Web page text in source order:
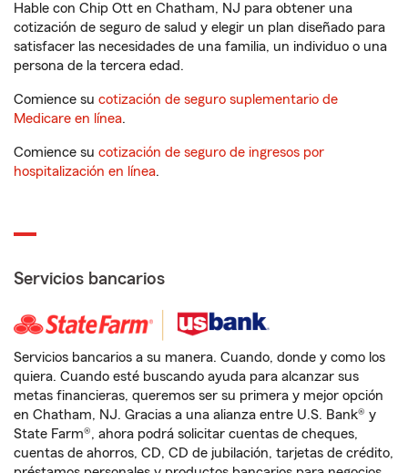
Hable con Chip Ott en Chatham, NJ para obtener una
cotización de seguro de salud y elegir un plan diseñado para
satisfacer las necesidades de una familia, un individuo o una
persona de la tercera edad.
Comience su cotización de seguro suplementario de
Medicare en línea.
Comience su cotización de seguro de ingresos por
hospitalización en línea.
Servicios bancarios
Servicios bancarios a su manera. Cuando, donde y como los
quiera. Cuando esté buscando ayuda para alcanzar sus
metas financieras, queremos ser su primera y mejor opción
en Chatham, NJ. Gracias a una alianza entre U.S. Bank® y
State Farm®, ahora podrá solicitar cuentas de cheques,
cuentas de ahorros, CD, CD de jubilación, tarjetas de crédito,